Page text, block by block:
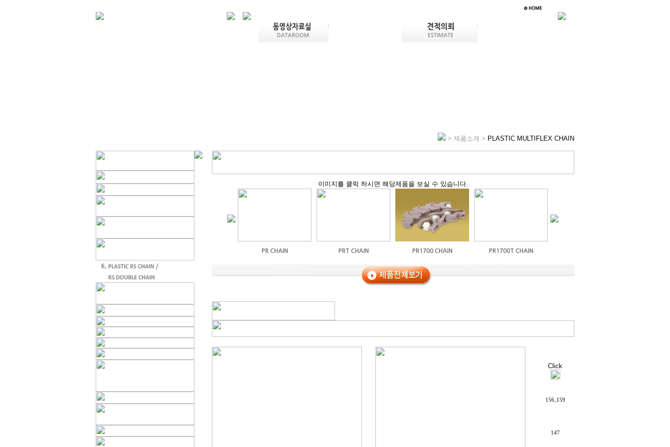
> 제품소개 > PLASTIC MULTIFLEX CHAIN
이미지를 클릭 하시면 해당제품을 보실 수 있습니다.
PR CHAIN PRT CHAIN PR1700 CHAIN PR1700T CHAIN
Click
156,159
147